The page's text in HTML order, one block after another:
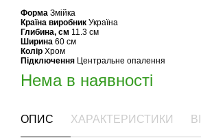
Форма Змійка
Країна виробник Україна
Глибина, см 11.3 см
Ширина 60 см
Колір Хром
Підключення Центральне опалення
Нема в наявності
ОПИС ХАРАКТЕРИСТИКИ